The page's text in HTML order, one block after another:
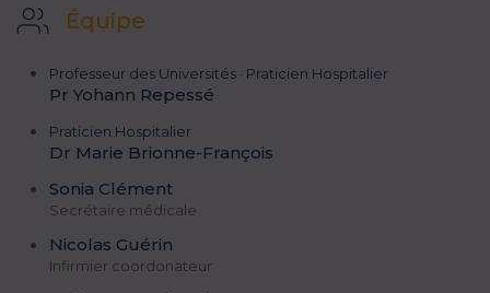
Équipe
Professeur des Universités · Praticien Hospitalier
Pr Yohann Repessé
Praticien Hospitalier
Dr Marie Brionne-François
Sonia Clément
Secrétaire médicale
Nicolas Guérin
Infirmier coordonateur